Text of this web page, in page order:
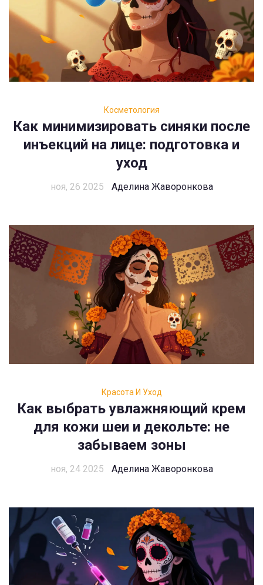
Косметология
Как минимизировать синяки после
инъекций на лице: подготовка и
уход
ноя, 26 2025 Аделина Жаворонкова
Красота И Уход
Как выбрать увлажняющий крем
для кожи шеи и декольте: не
забываем зоны
ноя, 24 2025 Аделина Жаворонкова